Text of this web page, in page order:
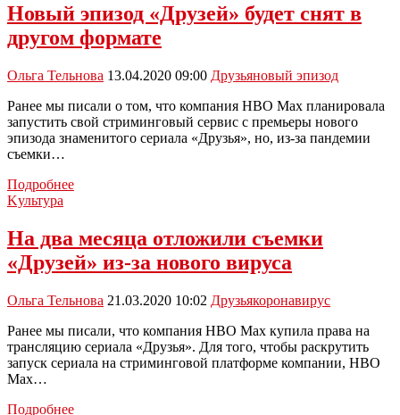
«Друзья»
снова
Новый эпизод «Друзей» будет снят в
другом формате
Ольга Тельнова 13.04.2020 09:00 Друзьяновый эпизод
Ранее мы писали о том, что компания HBO Max планировала
запустить свой стриминговый сервис с премьеры нового
эпизода знаменитого сериала «Друзья», но, из-за пандемии
съемки…
ПодробнееНовый
снят
в
формате
Kультура
На два месяца отложили съемки
«Друзей» из-за нового вируса
Ольга Тельнова 21.03.2020 10:02 Друзьякоронавирус
Ранее мы писали, что компания HBO Max купила права на
трансляцию сериала «Друзья». Для того, чтобы раскрутить
запуск сериала на стриминговой платформе компании, HBO
Max…
ПодробнееНа